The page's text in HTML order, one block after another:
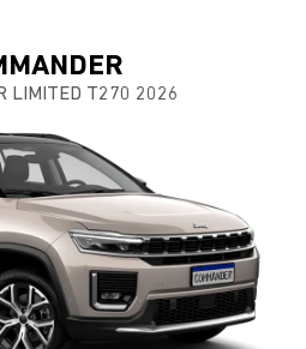
LIMITED T270 2026